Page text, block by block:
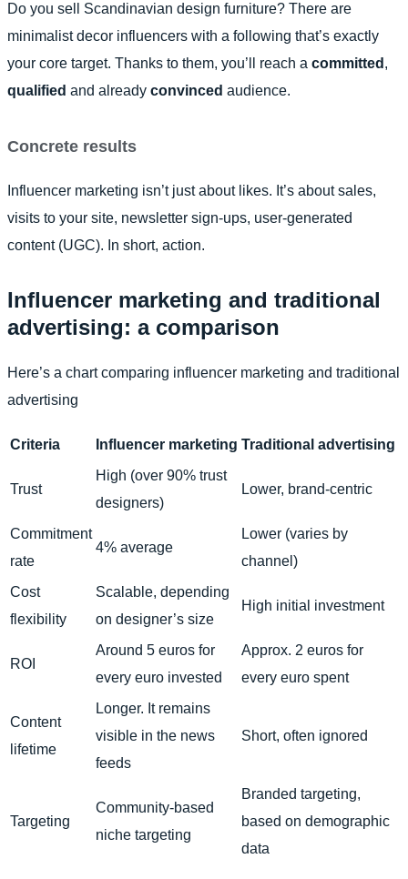
Do you sell Scandinavian design furniture? There are
minimalist decor influencers with a following that’s exactly
your core target. Thanks to them, you’ll reach a committed ,
qualified and already convinced audience.
Concrete results
Influencer marketing isn’t just about likes. It’s about sales,
visits to your site, newsletter sign-ups, user-generated
content (UGC). In short, action.
Influencer marketing and traditional
advertising: a comparison
Here’s a chart comparing influencer marketing and traditional
advertising
Criteria Influencer marketing Traditional advertising
Trust
High (over 90% trust
designers)
Lower, brand-centric
Commitment
rate
4% average
Lower (varies by
channel)
Cost
flexibility
Scalable, depending
on designer’s size
High initial investment
ROI
Around 5 euros for
every euro invested
Approx. 2 euros for
every euro spent
Content
lifetime
Longer. It remains
visible in the news
feeds
Short, often ignored
Targeting
Community-based
niche targeting
Branded targeting,
based on demographic
data